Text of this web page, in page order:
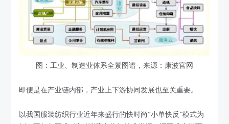
图：工业、制造业体系全景图谱，来源：康波官网
即便是在产业链内部，产业上下游协同发展也至关重要。
以我国服装纺织行业近年来盛行的快时尚“小单快反”模式为